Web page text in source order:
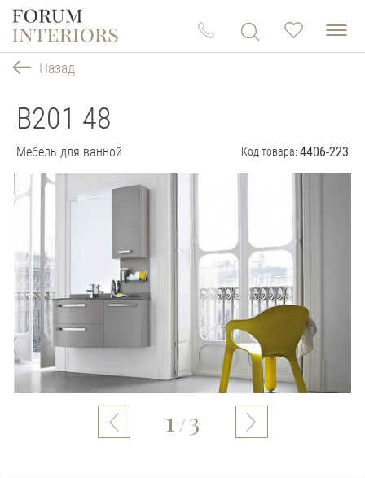
Назад
1 / 3
B201 48
Мебель для ванной Код товара: 4406-223